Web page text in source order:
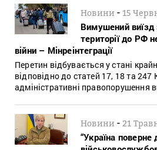
Новини -15
Вимушений виїзд
території до РФ
війни – Мінреінтеграції
Перетин відбувається у стані
відповідно до статей 17, 18 та 247
адміністративні правопорушення
Новини -21
“Україна